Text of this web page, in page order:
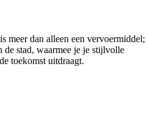
meer dan alleen een vervoermiddel;
stad, waarmee je je stijlvolle
toekomst uitdraagt.